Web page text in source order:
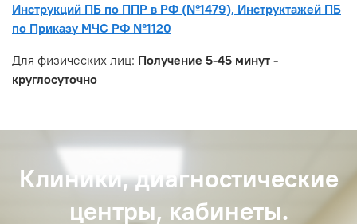
Инструкций ПБ по ППР в РФ (№1479), Инструктажей ПБ
по Приказу МЧС РФ №1120
Для физических лиц: Получение 5-45 минут -
круглосуточно
Клиники, диагностические
центры, кабинеты.